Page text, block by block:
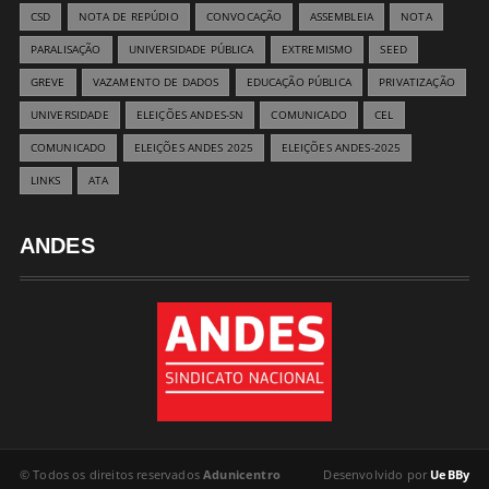
CSD NOTA DE REPÚDIO CONVOCAÇÃO ASSEMBLEIA NOTA
PARALISAÇÃO UNIVERSIDADE PÚBLICA EXTREMISMO SEED
GREVE VAZAMENTO DE DADOS EDUCAÇÃO PÚBLICA PRIVATIZAÇÃO
UNIVERSIDADE ELEIÇÕES ANDES-SN COMUNICADO CEL
COMUNICADO ELEIÇÕES ANDES 2025 ELEIÇÕES ANDES-2025
LINKS ATA
ANDES
Desenvolvido por UeBBy
© Todos os direitos reservadosAdunicentro